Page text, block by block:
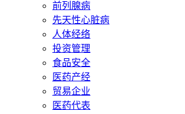
前列腺病
先天性心脏病
人体经络
投资管理
食品安全
医药产经
贸易企业
医药代表